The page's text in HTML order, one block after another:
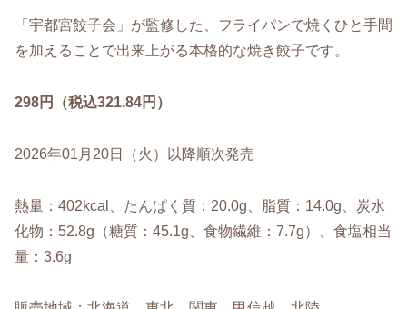
「宇都宮餃子会」が監修した、フライパンで焼くひと手間
を加えることで出来上がる本格的な焼き餃子です。
298円（税込321.84円）
2026年01月20日（火）以降順次発売
熱量：402kcal、たんぱく質：20.0g、脂質：14.0g、炭水
化物：52.8g（糖質：45.1g、食物繊維：7.7g）、食塩相当
量：3.6g